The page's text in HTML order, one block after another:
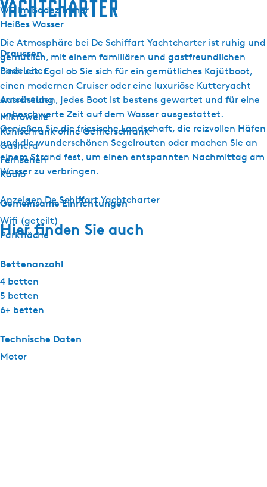
WC im Badezimmer
Heißes Wasser
Draussen
Badeleiter
Ausrüstung
Mikrowelle
Kühlschrank ohne Gefrierschrank
Gasherd
Fernsehen
Radio
Gemeinsame Einrichtungen
Wifi (geteilt)
Parkfläche
Bettenanzahl
4 betten
5 betten
6+ betten
Technische Daten
Motor
Yachtcharter
Die Atmosphäre bei De Schiffart Yachtcharter ist ruhig und
gemütlich, mit einem familiären und gastfreundlichen
Eindruck. Egal ob Sie sich für ein gemütliches Kajütboot,
einen modernen Cruiser oder eine luxuriöse Kutteryacht
entscheiden, jedes Boot ist bestens gewartet und für eine
unbeschwerte Zeit auf dem Wasser ausgestattet.
Genießen Sie die friesische Landschaft, die reizvollen Häfen
und die wunderschönen Segelrouten oder machen Sie an
einem Strand fest, um einen entspannten Nachmittag am
Wasser zu verbringen.
Anzeigen De Schiffart Yachtcharter
Hier finden Sie auch